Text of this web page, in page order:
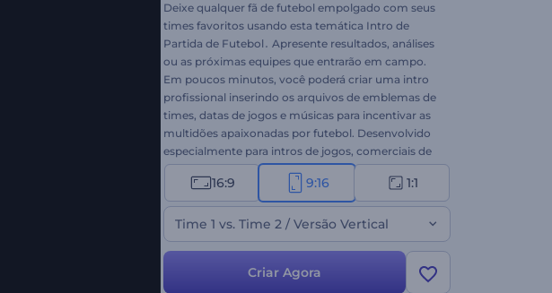
Deixe qualquer fã de futebol empolgado com seus
times favoritos usando esta temática Intro de
Partida de Futebol․ Apresente resultados, análises
ou as próximas equipes que entrarão em campo.
Em poucos minutos, você poderá criar uma intro
profissional inserindo os arquivos de emblemas de
times, datas de jogos e músicas para incentivar as
multidões apaixonadas por futebol. Desenvolvido
especialmente para intros de jogos, comerciais de
TV, intro de canal e muito mais. 3, 2, 1, preparar, vai!
Experimente agora!
16:9 9:16 1:1
Time 1 vs. Time 2 / Versão Vertical
Criar Agora